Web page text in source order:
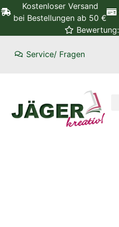
Kostenloser Versand
bei Bestellungen ab 50 €
Bewertung:
Service/ Fragen